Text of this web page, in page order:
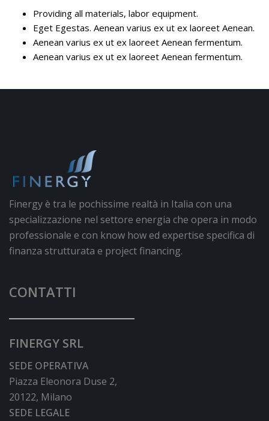
Providing all materials, labor equipment.
Eget Egestas. Aenean varius ex ut ex laoreet Aenean.
Aenean varius ex ut ex laoreet Aenean fermentum.
Aenean varius ex ut ex laoreet Aenean fermentum.
Finergy è tra le pochissime realtà in Italia con una
specializzazione nel settore energia che opera in modo
professionale e con know how ed expertise specifica di
finanza strutturata e project financing.
CONTATTI
FINERGY SRL
SEDE OPERATIVA
Piazza Eleonora Duse 2,
20122, Milano
SEDE LEGALE